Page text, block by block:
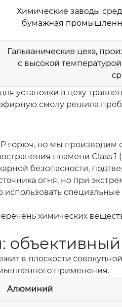
Химические заводы
бумажная
Гальванические цеха,
с высокой
установки в цеху
смолу решила
горюч, но мы производим
пламени Class 1
безопасности,
огня, но при
химических
в плоскости
применения.
Алюминий